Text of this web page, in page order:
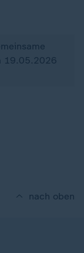
19.05.2026
nach oben